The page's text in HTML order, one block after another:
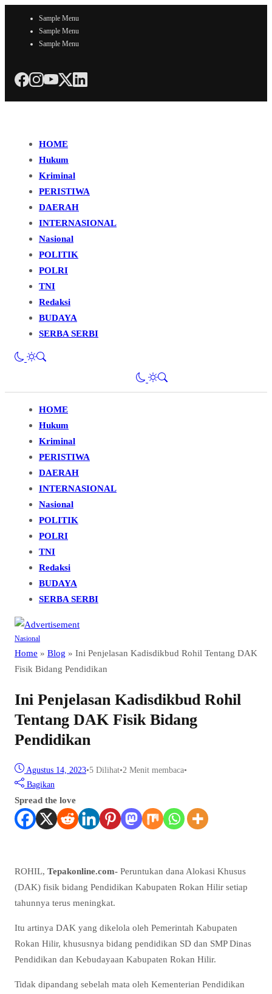
Sample Menu
Sample Menu
Sample Menu
HOME
Hukum
Kriminal
PERISTIWA
DAERAH
INTERNASIONAL
Nasional
POLITIK
POLRI
TNI
Redaksi
BUDAYA
SERBA SERBI
HOME
Hukum
Kriminal
PERISTIWA
DAERAH
INTERNASIONAL
Nasional
POLITIK
POLRI
TNI
Redaksi
BUDAYA
SERBA SERBI
Nasional
Home » Blog » Ini Penjelasan Kadisdikbud Rohil Tentang DAK
Fisik Bidang Pendidikan
Ini Penjelasan Kadisdikbud Rohil
Tentang DAK Fisik Bidang
Pendidikan
Agustus 14, 2023•5 Dilihat•2 Menit membaca•
Bagikan
Spread the love
ROHIL, Tepakonline.com- Peruntukan dana Alokasi Khusus
(DAK) fisik bidang Pendidikan Kabupaten Rokan Hilir setiap
tahunnya terus meningkat.
Itu artinya DAK yang dikelola oleh Pemerintah Kabupaten
Rokan Hilir, khususnya bidang pendidikan SD dan SMP Dinas
Pendidikan dan Kebudayaan Kabupaten Rokan Hilir.
Tidak dipandang sebelah mata oleh Kementerian Pendidikan